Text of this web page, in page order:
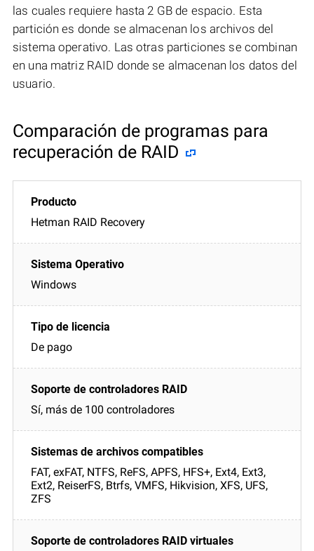
las cuales requiere hasta 2 GB de espacio. Esta
partición es donde se almacenan los archivos del
sistema operativo. Las otras particiones se combinan
en una matriz RAID donde se almacenan los datos del
usuario.
Comparación de programas para
recuperación de RAID
Hetman RAID Recovery
Windows
De pago
Sí, más de 100 controladores
FAT, exFAT, NTFS, ReFS, APFS, HFS+, Ext4, Ext3,
Ext2, ReiserFS, Btrfs, VMFS, Hikvision, XFS, UFS,
ZFS